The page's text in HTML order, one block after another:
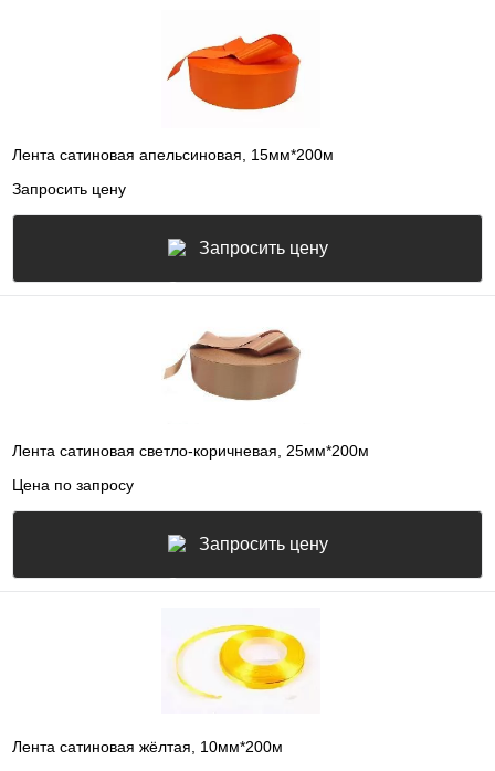
Лента сатиновая апельсиновая, 15мм*200м
Запросить цену
Запросить цену
Лента сатиновая светло-коричневая, 25мм*200м
Цена по запросу
Запросить цену
Лента сатиновая жёлтая, 10мм*200м